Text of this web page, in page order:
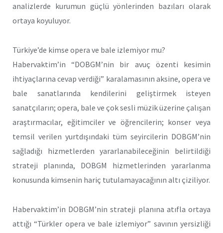
analizlerde kurumun güçlü yönlerinden bazıları olarak
ortaya koyuluyor.
Türkiye’de kimse opera ve bale izlemiyor mu?
Habervaktim’in “DOBGM’nin bir avuç özenti kesimin
ihtiyaçlarına cevap verdiği” karalamasının aksine, opera ve
bale sanatlarında kendilerini geliştirmek isteyen
sanatçıların; opera, bale ve çok sesli müzik üzerine çalışan
araştırmacılar, eğitimciler ve öğrencilerin; konser veya
temsil verilen yurtdışındaki tüm seyircilerin DOBGM’nin
sağladığı hizmetlerden yararlanabileceğinin belirtildiği
strateji planında, DOBGM hizmetlerinden yararlanma
konusunda kimsenin hariç tutulamayacağının altı çiziliyor.
Habervaktim’in DOBGM’nin strateji planına atıfla ortaya
attığı “Türkler opera ve bale izlemiyor” savının yersizliği